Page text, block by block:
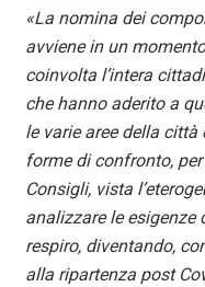
«La nomina dei
avviene in un
coinvolta l’intera
che hanno aderito a
le varie aree della
forme di confronto,
Consigli, vista
analizzare le
respiro, diventando,
alla ripartenza post